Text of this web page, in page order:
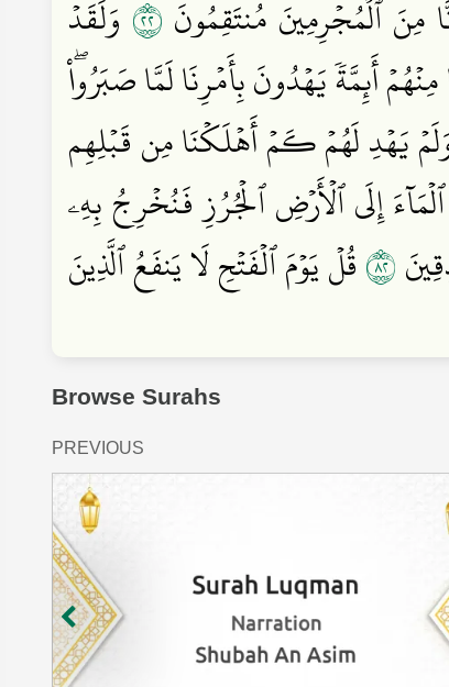
ٱلۡمُجۡرِمِينَ مُنتَقِمُونَ ٢٢ وَلَقَدۡ
أَئِمَّةٗ يَهۡدُونَ بِأَمۡرِنَا لَمَّا صَبَرُواْۖ
يَهۡدِ لَهُمۡ كَمۡ أَهۡلَكۡنَا مِن قَبۡلِهِم
إِلَى ٱلۡأَرۡضِ ٱلۡجُرُزِ فَنُخۡرِجُ بِهِۦ
٢٨قُلۡ يَوۡمَ ٱلۡفَتۡحِ لَا يَنفَعُ ٱلَّذِينَ
Browse Surahs
PREVIOUS